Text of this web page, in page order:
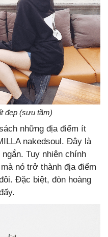
đẹp (sưu tầm)
những địa điểm ít
nakedsoul. Đây là
Tuy nhiên chính
nó trở thành địa điểm
Đặc biệt, đòn hoàng